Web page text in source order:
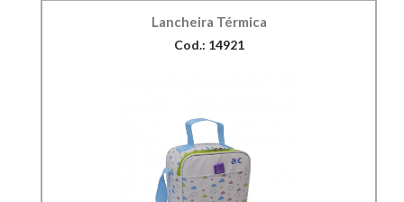
Lancheira Térmica
Cod.: 14921